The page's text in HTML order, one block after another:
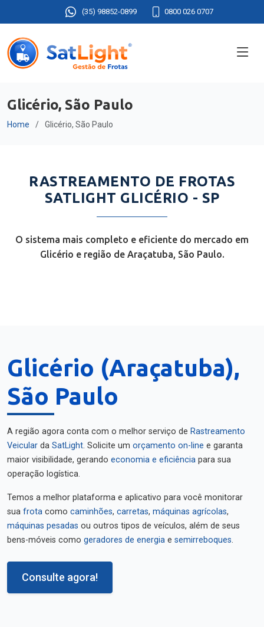
(35) 98852-0899 0800 026 0707
Glicério, São Paulo
Home Glicério, São Paulo
RASTREAMENTO DE FROTAS
SATLIGHT GLICÉRIO - SP
O sistema mais completo e eficiente do mercado em
Glicério e região de Araçatuba, São Paulo.
Glicério (Araçatuba),
São Paulo
A região agora conta com o melhor serviço de Rastreamento
Veicular da SatLight. Solicite um orçamento on-line e garanta
maior visibilidade, gerando economia e eficiência para sua
operação logística.
Temos a melhor plataforma e aplicativo para você monitorar
sua frota como caminhões, carretas, máquinas agrícolas,
máquinas pesadas ou outros tipos de veículos, além de seus
bens-móveis como geradores de energia e semirreboques.
Consulte agora!